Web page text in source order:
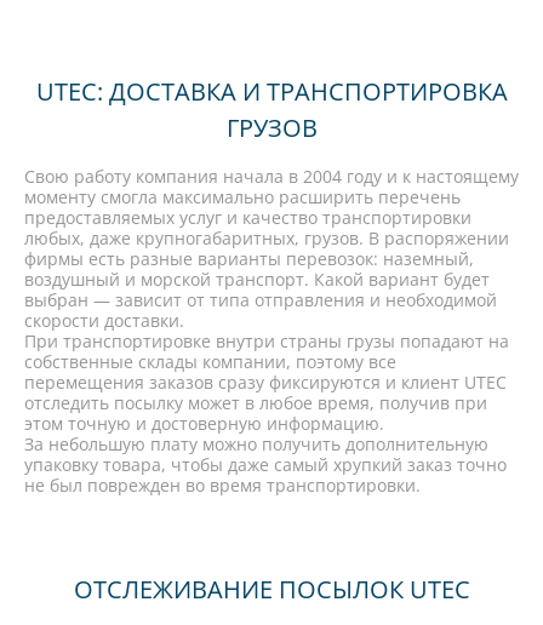
UTEC: ДОСТАВКА И ТРАНСПОРТИРОВКА
ГРУЗОВ
Свою работу компания начала в 2004 году и к настоящему
моменту смогла максимально расширить перечень
предоставляемых услуг и качество транспортировки
любых, даже крупногабаритных, грузов. В распоряжении
фирмы есть разные варианты перевозок: наземный,
воздушный и морской транспорт. Какой вариант будет
выбран — зависит от типа отправления и необходимой
скорости доставки.
При транспортировке внутри страны грузы попадают на
собственные склады компании, поэтому все
перемещения заказов сразу фиксируются и клиент UTEC
отследить посылку может в любое время, получив при
этом точную и достоверную информацию.
За небольшую плату можно получить дополнительную
упаковку товара, чтобы даже самый хрупкий заказ точно
не был поврежден во время транспортировки.
ОТСЛЕЖИВАНИЕ ПОСЫЛОК UTEC